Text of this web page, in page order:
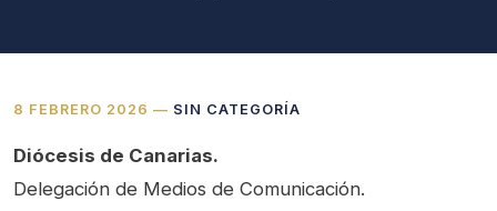
8 FEBRERO 2026 — SIN CATEGORÍA
Diócesis de Canarias.
Delegación de Medios de Comunicación.